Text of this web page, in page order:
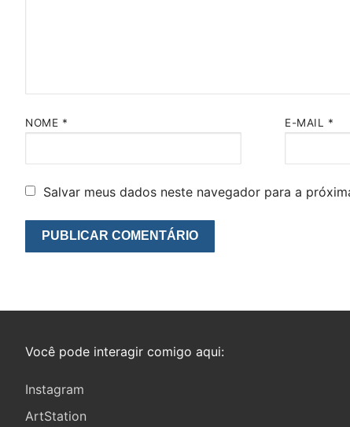
NOME * E-MAIL *
Salvar meus dados neste navegador para a
Você pode interagir comigo aqui:
Instagram
ArtStation